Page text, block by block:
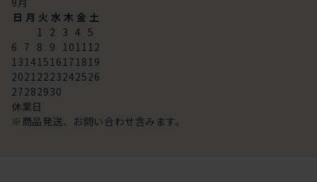
日 月 火 水 木 金 土
1 2 3 4 5
6 7 8 9 101112
13141516171819
20212223242526
27282930
休業日
※商品発送、お問い合わせ含みます。